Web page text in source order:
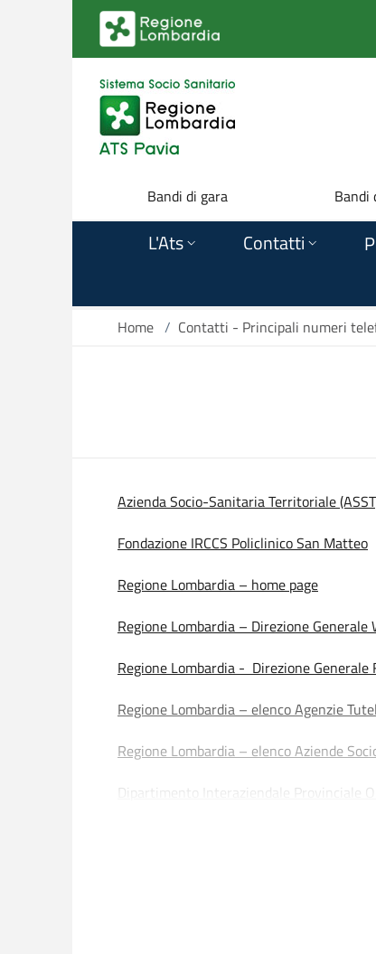
Salta al contenuto principale
Bandi di gara Bandi
L'Ats Contatti
Home / Contatti - Principali numeri
Azienda Socio-Sanitaria Territoriale
Fondazione IRCCS Policlinico San Matteo
Regione Lombardia – home page
Regione Lombardia – Direzione Generale
Regione Lombardia - Direzione
Regione Lombardia – elenco Agenzie
Regione Lombardia – elenco Aziende
Dipartimento Interaziendale Provinciale